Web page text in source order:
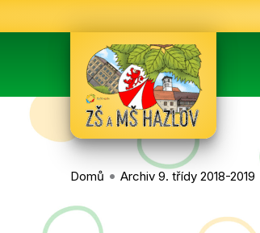
na
Domů • Archiv 9. třídy 2018-2019